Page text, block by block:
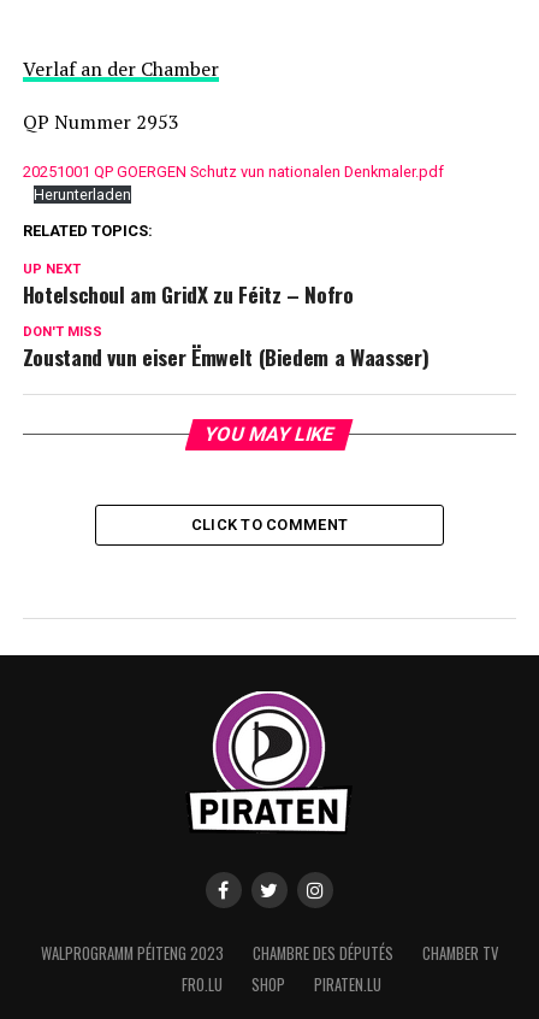
Verlaf an der Chamber
QP Nummer 2953
20251001 QP GOERGEN Schutz vun nationalen Denkmaler.pdf
Herunterladen
RELATED TOPICS:
UP NEXT
Hotelschoul am GridX zu Féitz – Nofro
DON'T MISS
Zoustand vun eiser Ëmwelt (Biedem a Waasser)
YOU MAY LIKE
CLICK TO COMMENT
WALPROGRAMM PÉITENG 2023 CHAMBRE DES DÉPUTÉS
CHAMBER TV
FRO.LU
SHOP PIRATEN.LU